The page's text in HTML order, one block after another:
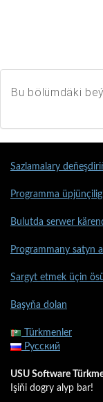
Bu bölümdäki
Sazlamalary
Programma
Bulutda serwer
Programmany satyn
Sargyt etmek üçin
Başyňa dolan
Türkmenler
Русский
USU Software
Işiňi dogry alyp bar!